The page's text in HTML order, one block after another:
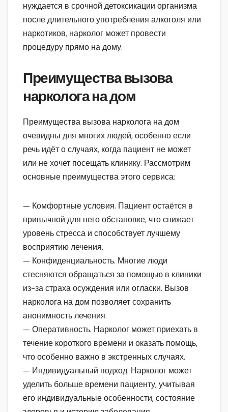
нуждается в срочной детоксикации организма
после длительного употребления алкоголя или
наркотиков, нарколог может провести
процедуру прямо на дому.
Преимущества вызова
нарколога на дом
Преимущества вызова нарколога на дом
очевидны для многих людей, особенно если
речь идёт о случаях, когда пациент не может
или не хочет посещать клинику. Рассмотрим
основные преимущества этого сервиса:
— Комфортные условия. Пациент остаётся в
привычной для него обстановке, что снижает
уровень стресса и способствует лучшему
восприятию лечения.
— Конфиденциальность. Многие люди
стесняются обращаться за помощью в клиники
из-за страха осуждения или огласки. Вызов
нарколога на дом позволяет сохранить
анонимность лечения.
— Оперативность. Нарколог может приехать в
течение короткого времени и оказать помощь,
что особенно важно в экстренных случаях.
— Индивидуальный подход. Нарколог может
уделить больше времени пациенту, учитывая
его индивидуальные особенности, состояние